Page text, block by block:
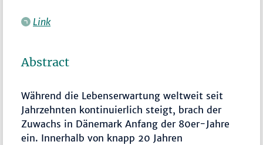
Link
Abstract
Während die Lebenserwartung weltweit seit
Jahrzehnten kontinuierlich steigt, brach der
Zuwachs in Dänemark Anfang der 80er-Jahre
ein. Innerhalb von knapp 20 Jahren